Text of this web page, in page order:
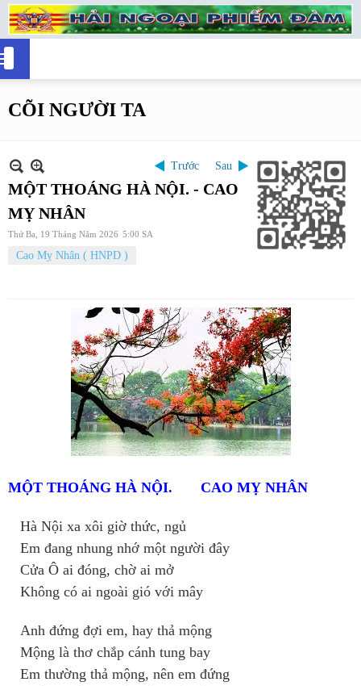
CÕI NGƯỜI TA
Trước Sau
MỘT THOÁNG HÀ NỘI. - CAO
MỴ NHÂN
Thứ Ba, 19 Tháng Năm 2026 5:00 SA
Cao Mỵ Nhân ( HNPD )
MỘT THOÁNG HÀ NỘI. CAO MỴ NHÂN
Hà Nội xa xôi giờ thức, ngủ
Em đang nhung nhớ một người đây
Cửa Ô ai đóng, chờ ai mở
Không có ai ngoài gió với mây
Anh đứng đợi em, hay thả mộng
Mộng là thơ chắp cánh tung bay
Em thường thả mộng, nên em đứng